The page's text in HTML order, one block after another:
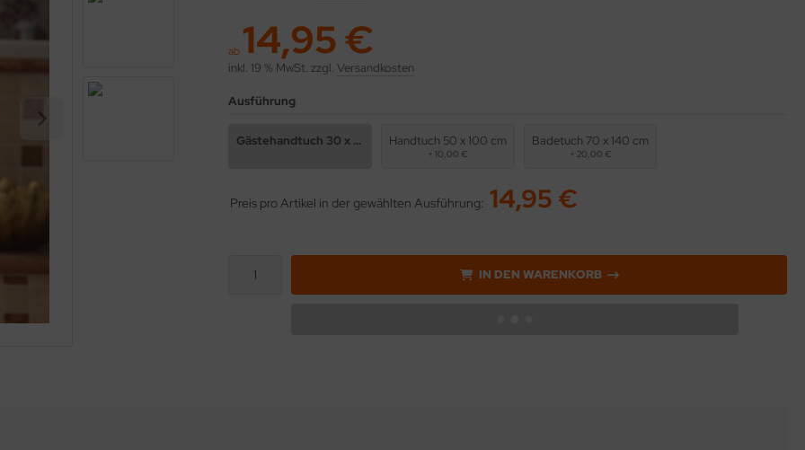
ab 14,95 €
inkl. 19 % MwSt. zzgl. Versandkosten
Ausführung
Gästehandtuch 30 x 50 cm Handtuch 50 x 100 cm
+ 10,00 €
Badetuch 70 x 140 cm
+ 20,00 €
Preis pro Artikel in der gewählten Ausführung: 14,95 €
IN DEN WARENKORB